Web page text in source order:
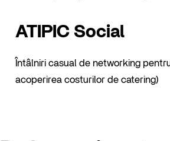
ATIPIC Social
Întâlniri casual de networking
acoperirea costurilor de catering)